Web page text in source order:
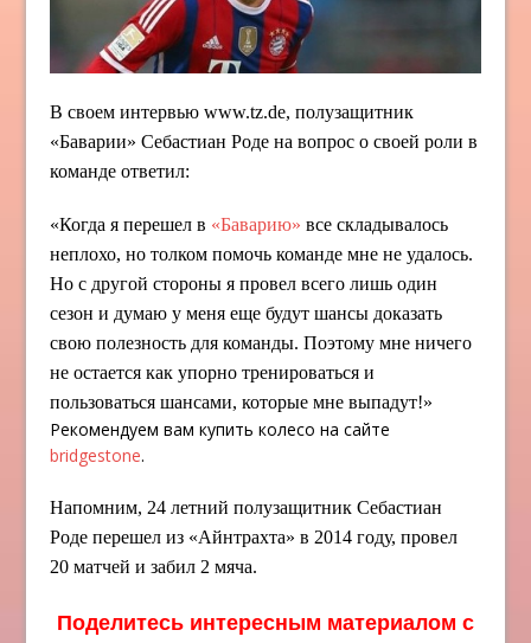
В своем интервью www.tz.de, полузащитник
«Баварии» Себастиан Роде на вопрос о своей роли в
команде ответил:
«Когда я перешел в «Баварию» все складывалось
неплохо, но толком помочь команде мне не удалось.
Но с другой стороны я провел всего лишь один
сезон и думаю у меня еще будут шансы доказать
свою полезность для команды. Поэтому мне ничего
не остается как упорно тренироваться и
пользоваться шансами, которые мне выпадут!»
Рекомендуем вам купить колесо на сайте
bridgestone.
Напомним, 24 летний полузащитник Себастиан
Роде перешел из «Айнтрахта» в 2014 году, провел
20 матчей и забил 2 мяча.
Поделитесь интересным материалом с